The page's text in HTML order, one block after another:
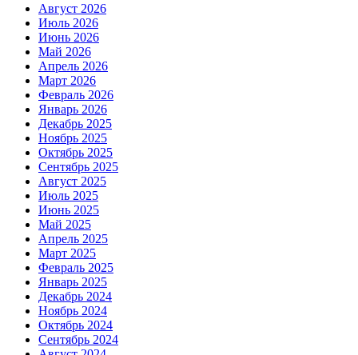
Август 2026
Июль 2026
Июнь 2026
Май 2026
Апрель 2026
Март 2026
Февраль 2026
Январь 2026
Декабрь 2025
Ноябрь 2025
Октябрь 2025
Сентябрь 2025
Август 2025
Июль 2025
Июнь 2025
Май 2025
Апрель 2025
Март 2025
Февраль 2025
Январь 2025
Декабрь 2024
Ноябрь 2024
Октябрь 2024
Сентябрь 2024